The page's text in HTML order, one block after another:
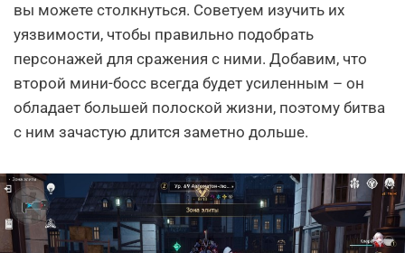
вы можете столкнуться. Советуем изучить их
уязвимости, чтобы правильно подобрать
персонажей для сражения с ними. Добавим, что
второй мини-босс всегда будет усиленным – он
обладает большей полоской жизни, поэтому битва
с ним зачастую длится заметно дольше.